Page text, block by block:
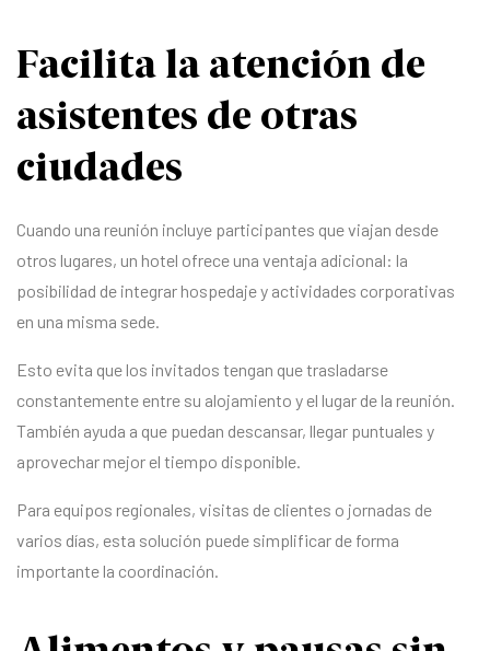
Facilita la atención de
asistentes de otras
ciudades
Cuando una reunión incluye participantes que viajan desde
otros lugares, un hotel ofrece una ventaja adicional: la
posibilidad de integrar hospedaje y actividades corporativas
en una misma sede.
Esto evita que los invitados tengan que trasladarse
constantemente entre su alojamiento y el lugar de la reunión.
También ayuda a que puedan descansar, llegar puntuales y
aprovechar mejor el tiempo disponible.
Para equipos regionales, visitas de clientes o jornadas de
varios días, esta solución puede simplificar de forma
importante la coordinación.